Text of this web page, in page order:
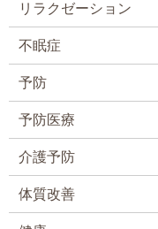
リラクゼーション
不眠症
予防
予防医療
介護予防
体質改善